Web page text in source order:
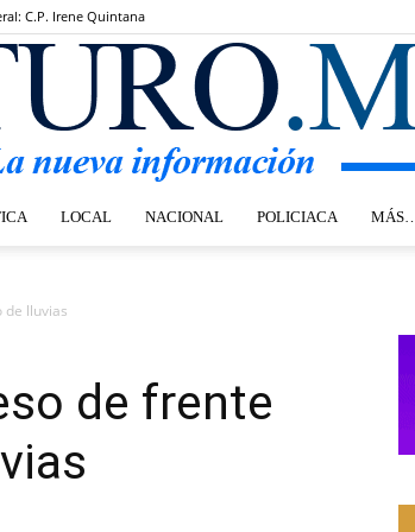
C.P. Irene Quintana
LOCAL NACIONAL POLICIACA
lluvias
de frente